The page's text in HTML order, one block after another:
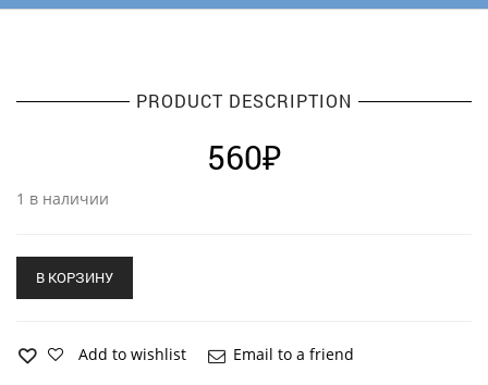
PRODUCT DESCRIPTION
560₽
1 в наличии
В КОРЗИНУ
Add to wishlist Email to a friend